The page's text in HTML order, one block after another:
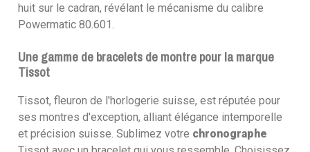
huit sur le cadran, révélant le mécanisme du calibre
Powermatic 80.601.
Une gamme de bracelets de montre pour la marque
Tissot
Tissot, fleuron de l'horlogerie suisse, est réputée pour
ses montres d'exception, alliant élégance intemporelle
et précision suisse. Sublimez votre chronographe